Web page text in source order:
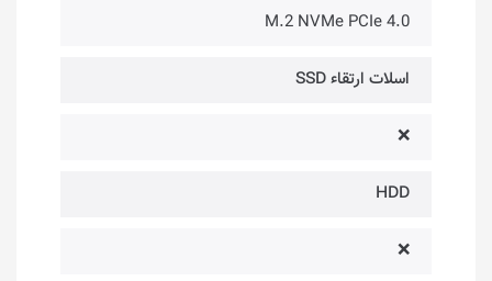
M.2 NVMe PCIe 4.0
اسلات ارتقاء SSD
❌
HDD
❌